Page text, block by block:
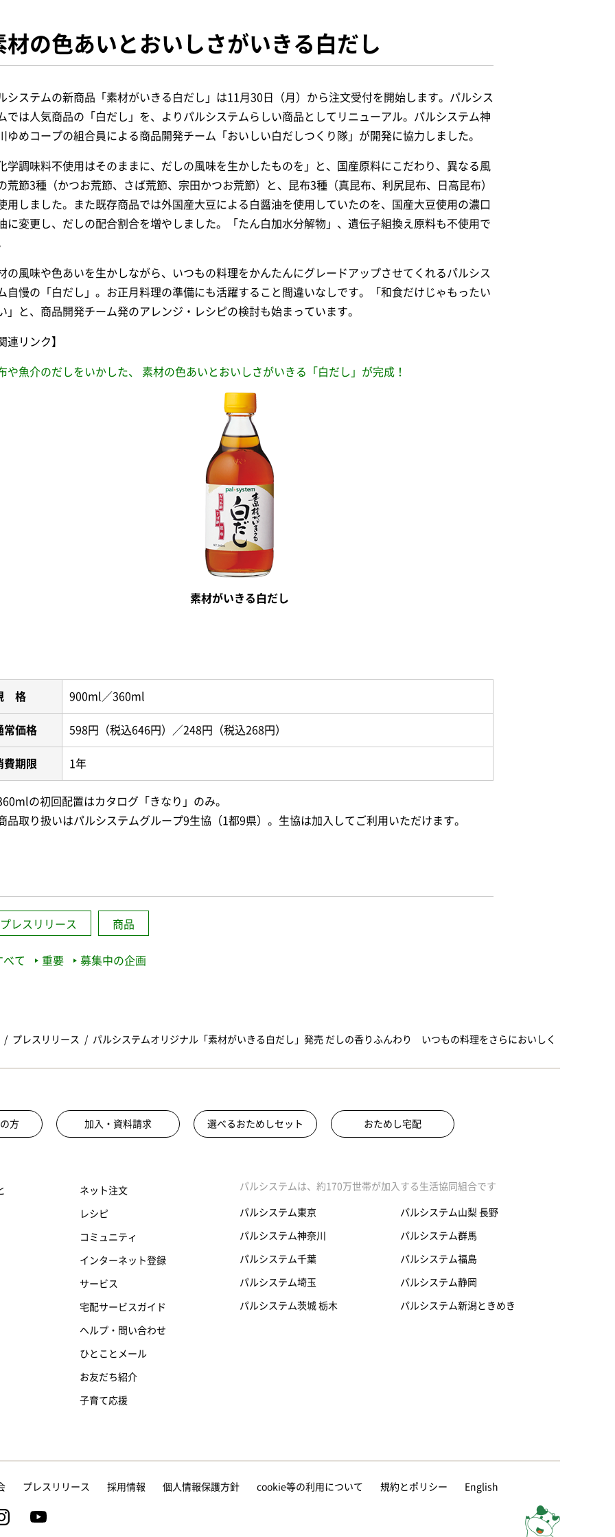
材の色あいとおいしさがいきる白だし
システムの新商品「素材がいきる白だし」は11月30日（月）から注文受付を開始します。パルシス
では人気商品の「白だし」を、よりパルシステムらしい商品としてリニューアル。パルシステム神
ゆめコープの組合員による商品開発チーム「おいしい白だしつくり隊」が開発に協力しました。
学調味料不使用はそのままに、だしの風味を生かしたものを」と、国産原料にこだわり、異なる風
荒節3種（かつお荒節、さば荒節、宗田かつお荒節）と、昆布3種（真昆布、利尻昆布、日高昆布）
用しました。また既存商品では外国産大豆による白醤油を使用していたのを、国産大豆使用の濃口
に変更し、だしの配合割合を増やしました。「たん白加水分解物」、遺伝子組換え原料も不使用で
の風味や色あいを生かしながら、いつもの料理をかんたんにグレードアップさせてくれるパルシス
自慢の「白だし」。お正月料理の準備にも活躍すること間違いなしです。「和食だけじゃもったい
」と、商品開発チーム発のアレンジ・レシピの検討も始まっています。
連リンク】
や魚介のだしをいかした、 素材の色あいとおいしさがいきる「白だし」が完成！
素材がいきる白だし
格 900ml／360ml
常価格 598円（税込646円）／248円（税込268円）
費期限 1年
の初回配置はカタログ「きなり」のみ。
品取り扱いはパルシステムグループ9生協（1都9県）。生協は加入してご利用いただけます。
プレスリリース 商品
べて 重要 募集中の企画
プレスリリース パルシステムオリジナル「素材がいきる白だし」発売 だしの香りふんわり いつもの料理をさらにおいしく
方 加入・資料請求 選べるおためしセット おためし宅配
ネット注文
レシピ
コミュニティ
インターネット登録
サービス
宅配サービスガイド
ヘルプ・問い合わせ
ひとことメール
お友だち紹介
子育て応援
パルシステムは、約170万世帯が加入する生活協同組合です
パルシステム東京
パルシステム神奈川
パルシステム千葉
パルシステム埼玉
パルシステム茨城 栃木
パルシステム山梨 長野
パルシステム群馬
パルシステム福島
パルシステム静岡
パルシステム新潟ときめき
プレスリリース 採用情報 個人情報保護方針 cookie等の利用について 規約とポリシー English